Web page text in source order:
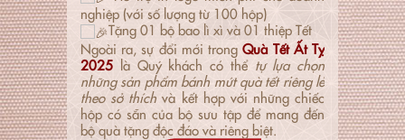
nghiệp (với số lượng từ 100 hộp)
Tặng 01 bộ bao lì xì và 01 thiệp Tết
Ngoài ra, sự đổi mới trongQuà Tết Ất Tỵ
2025 là Quý khách có thể tự lựa chọn
những sản phẩm bánh mứt quà tết riêng lẻ
theo sở thích và kết hợp với những chiếc
hộp có sẵn của bộ sưu tập để mang đến
bộ quà tặng độc đáo và riêng biệt.